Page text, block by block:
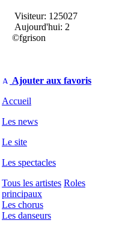
Visiteur: 125027
Aujourd'hui: 2
©fgrison
Ajouter aux favoris
Accueil
Les news
Le site
Les spectacles
Tous les artistes Roles
principaux
Les chorus
Les danseurs